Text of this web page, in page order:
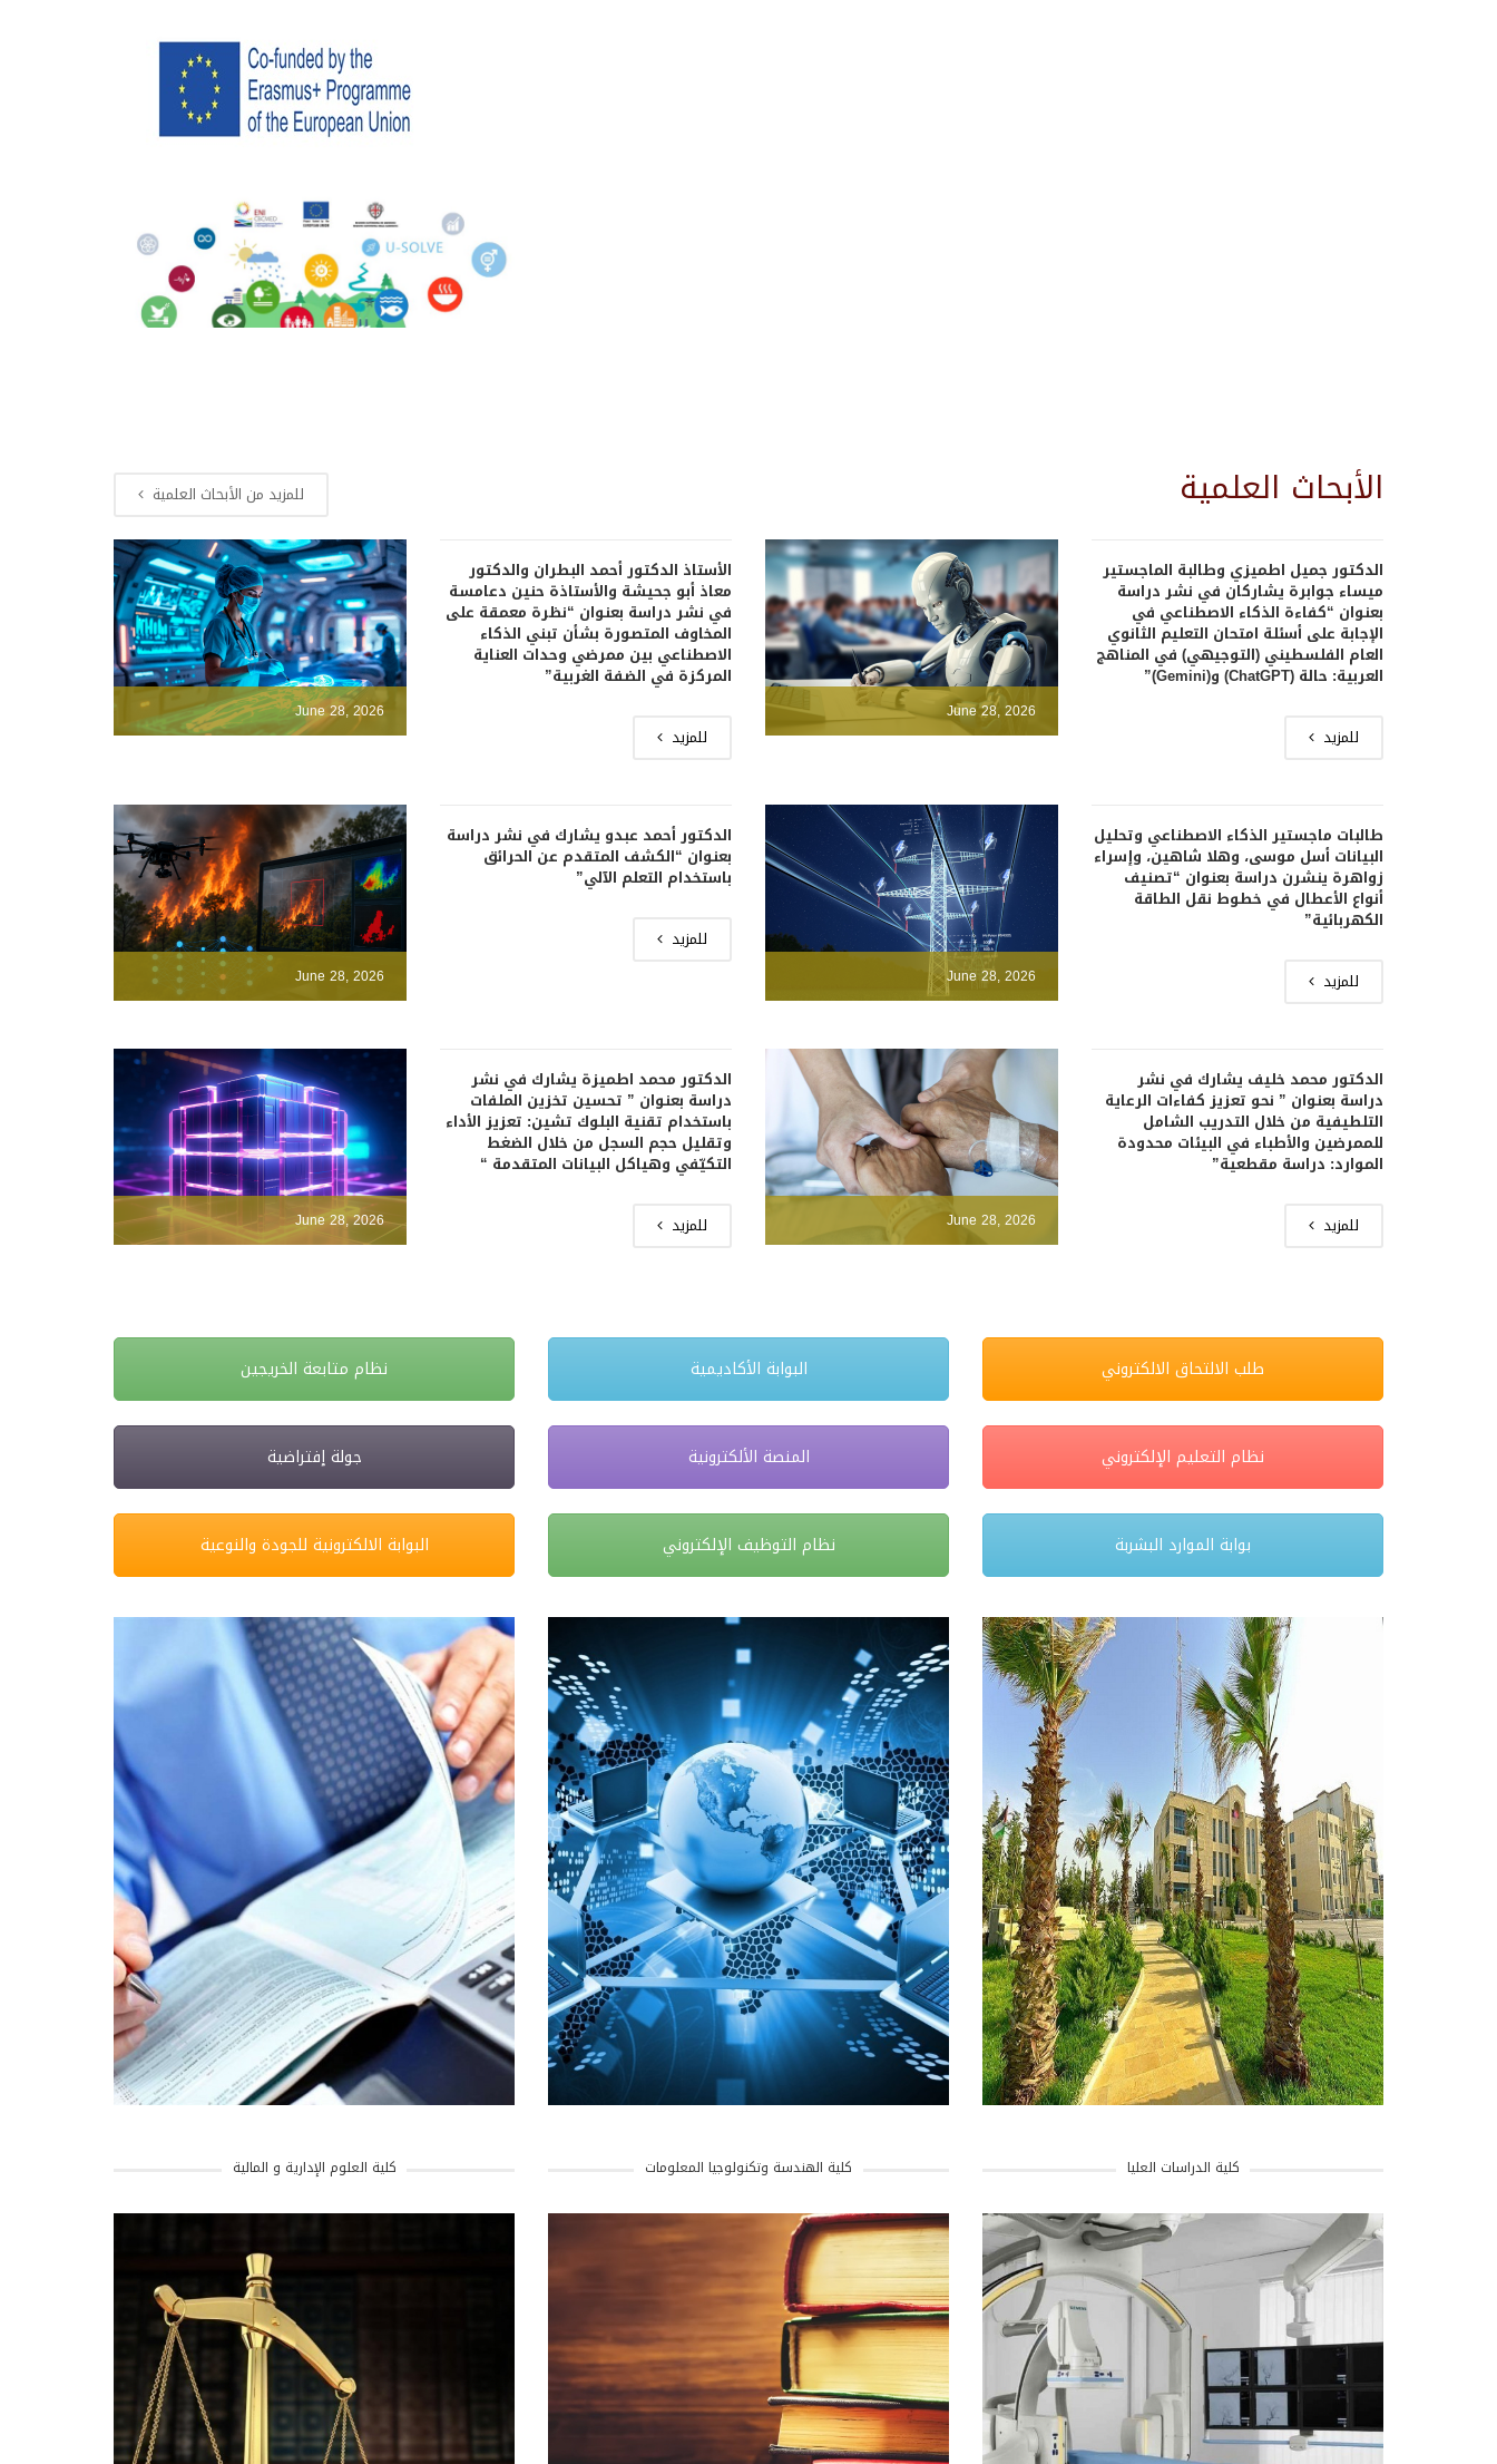
الأبحاث العلمية للمزيد من الأبحاث العلمية
June 28, 2026
الأستاذ الدكتور أحمد البطران والدكتور
معاذ أبو جحيشة والأستاذة حنين دعامسة
في نشر دراسة بعنوان “نظرة معمقة على
المخاوف المتصورة بشأن تبني الذكاء
الاصطناعي بين ممرضي وحدات العناية
المركزة في الضفة الغربية”
للمزيد
June 28, 2026
الدكتور جميل اطميزي وطالبة الماجستير
ميساء جوابرة يشاركان في نشر دراسة
بعنوان “كفاءة الذكاء الاصطناعي في
الإجابة على أسئلة امتحان التعليم الثانوي
العام الفلسطيني (التوجيهي) في المناهج
العربية: حالة (ChatGPT) و(Gemini)”
للمزيد
June 28, 2026
الدكتور أحمد عبدو يشارك في نشر دراسة
بعنوان “الكشف المتقدم عن الحرائق
باستخدام التعلم الآلي”
للمزيد
June 28, 2026
طالبات ماجستير الذكاء الاصطناعي وتحليل
البيانات أسل موسى، وهلا شاهين، وإسراء
زواهرة ينشرن دراسة بعنوان “تصنيف
أنواع الأعطال في خطوط نقل الطاقة
الكهربائية”
للمزيد
June 28, 2026
الدكتور محمد اطميزة يشارك في نشر
دراسة بعنوان ” تحسين تخزين الملفات
باستخدام تقنية البلوك تشين: تعزيز الأداء
وتقليل حجم السجل من خلال الضغط
التكيّفي وهياكل البيانات المتقدمة “
للمزيد June 28, 2026
الدكتور محمد خليف يشارك في نشر
دراسة بعنوان ” نحو تعزيز كفاءات الرعاية
التلطيفية من خلال التدريب الشامل
للممرضين والأطباء في البيئات محدودة
الموارد: دراسة مقطعية”
للمزيد
نظام متابعة الخريجين البوابة الأكاديمية طلب الالتحاق الالكتروني
جولة إفتراضية المنصة الألكترونية نظام التعليم الإلكتروني
البوابة الالكترونية للجودة والنوعية نظام التوظيف الإلكتروني بوابة الموارد البشربة
كلية العلوم الإدارية و المالية كلية الهندسة وتكنولوجيا المعلومات كلية الدراسات العليا